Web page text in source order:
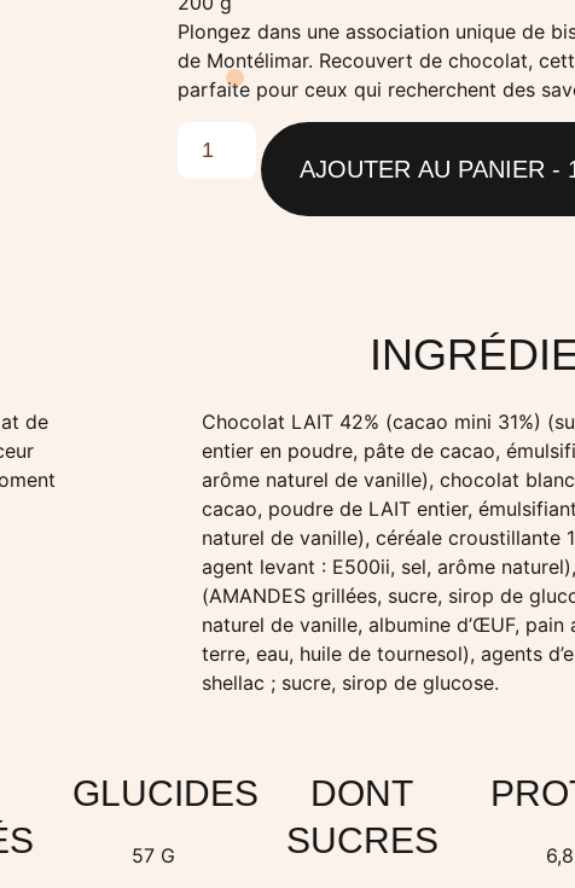
Plongez dans une association unique de
de Montélimar. Recouvert de chocolat,
parfaite pour ceux qui recherchent des
AJOUTER AU PANIER -
de
Chocolat LAIT 42% (cacao mini 31%)
entier en poudre, pâte de cacao,
arôme naturel de vanille), chocolat
cacao, poudre de LAIT entier,
naturel de vanille), céréale croustillante
agent levant : E500ii, sel, arôme
(AMANDES grillées, sucre, sirop de
naturel de vanille, albumine d’ŒUF,
terre, eau, huile de tournesol), agents
shellac ; sucre, sirop de glucose.
GLUCIDES
57 G
DONT
SUCRES